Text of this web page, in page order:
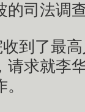
的司法调
到了最
请求就李